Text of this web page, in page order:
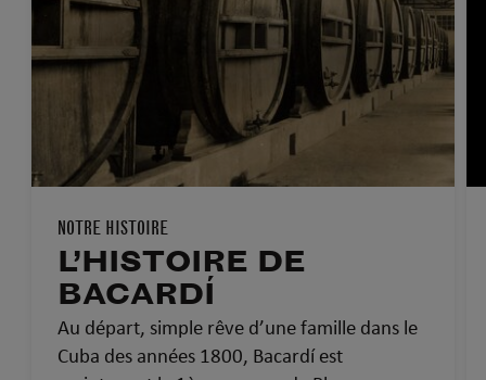
NOTRE HISTOIRE
L’HISTOIRE DE
BACARDÍ
Au départ, simple rêve d’une famille dans le
Cuba des années 1800, Bacardí est